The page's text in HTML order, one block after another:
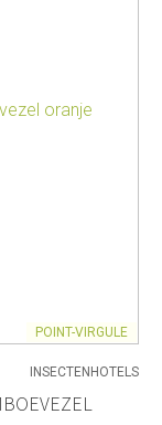
POINT-VIRGULE
INSECTENHOTELS